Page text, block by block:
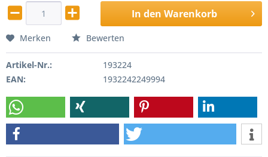
In den Warenkorb
Merken Bewerten
Artikel-Nr.:
193224
EAN:
1932242249994